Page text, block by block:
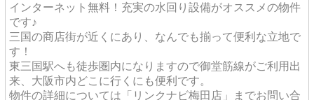
インターネット無料！充実の水回り設備がオススメの物件
です♪
三国の商店街が近くにあり、なんでも揃って便利な立地で
す！
東三国駅へも徒歩圏内になりますので御堂筋線がご利用出
来、大阪市内どこに行くにも便利です。
物件の詳細については「リンクナビ梅田店」までお問い合